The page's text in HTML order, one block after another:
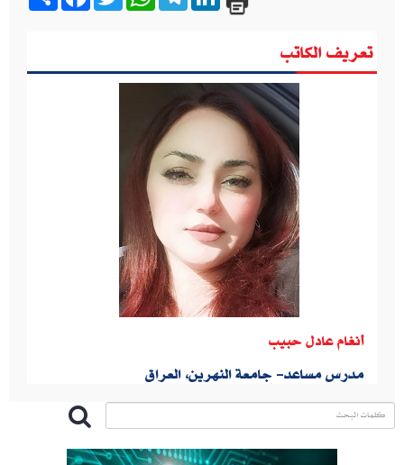
تعريف الكاتب
أنغام عادل حبيب
مدرس مساعد- جامعة النهرين، العراق